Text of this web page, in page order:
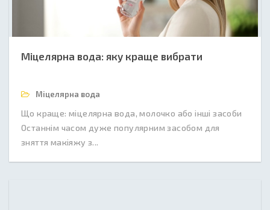
Міцелярна вода: яку краще вибрати
Міцелярна вода
Що краще: міцелярна вода, молочко або інші засоби
Останнім часом дуже популярним засобом для
зняття макіяжу з...